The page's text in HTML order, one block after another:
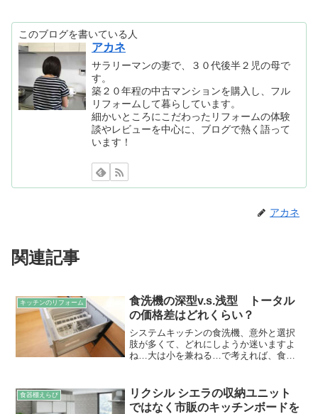
このブログを書いている人
アカネ
サラリーマンの妻で、３０代後半２児の母で
す。
築２０年程の中古マンションを購入し、フル
リフォームして暮らしています。
細かいところにこだわったリフォームの体験
談やレビューを中心に、ブログで熱く語って
います！
アカネ
関連記事
キッチンのリフォーム
食洗機の深型v.s.浅型 トータル
の価格差はどれくらい？
システムキッチンの食洗機、意外と選択
肢が多くて、どれにしようか迷いますよ
ね…大は小を兼ねる…で考えれば、食洗
は、価格のこと。深型の方が高いんです
が、単純に食洗機本体の金...
食器棚えらび
リクシル シエラの収納ユニット
ではなく市販のキッチンボードを